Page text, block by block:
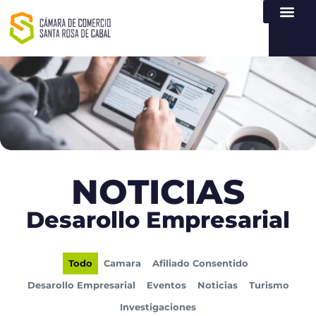
NOTICIAS
Desarollo Empresarial
Camara Afiliado Consentido
Desarollo Empresarial Eventos Noticias Turismo
Investigaciones
Todo